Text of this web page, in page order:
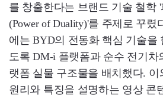
를 창출한다는 브랜드 기술 철학
(Power of Duality)'를 주제로 꾸렸
에는 BYD의 전동화 핵심 기술을
도록 DM-i 플랫폼과 순수 전기차
랫폼 실물 구조물을 배치했다.
원리와 특징을 설명하는 영상 콘